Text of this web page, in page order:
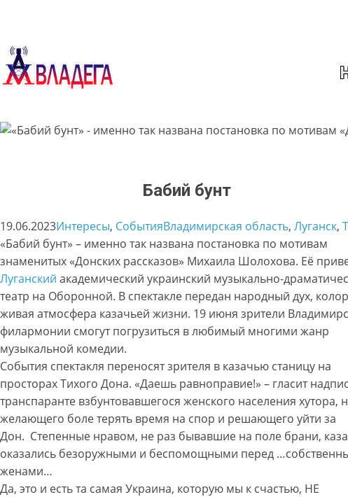
содержимому
Бабий бунт
19.06.2023Интересы, СобытияВладимирская область, Луганск,
«Бабий бунт» – именно так названа постановка по мотивам
знаменитых «Донских рассказов» Михаила Шолохова. Её
Луганский академический украинский музыкально-
театр на Оборонной. В спектакле передан народный дух,
живая атмосфера казачьей жизни. 19 июня зрители
филармонии смогут погрузиться в любимый многими жанр
музыкальной комедии.
События спектакля переносят зрителя в казачью станицу на
просторах Тихого Дона. «Даешь равноправие!» – гласит
транспаранте взбунтовавшегося женского населения хутора,
желающего боле терять время на спор и решающего уйти за
Дон. Степенные нравом, не раз бывавшие на поле брани,
оказались безоружными и беспомощными перед
женами…
Да, это и есть та самая Украина, которую мы к счастью, НЕ